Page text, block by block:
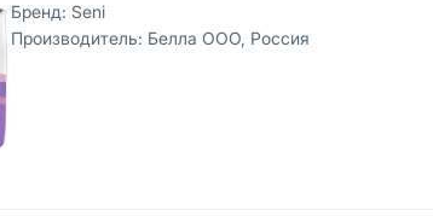
Бренд: Seni
Производитель: Белла ООО, Россия